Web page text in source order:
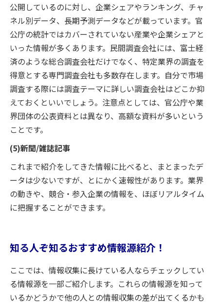
公開しているのに対し、企業シェアやランキング、チャ
ネル別データ、長期予測データなどが載っています。官
公庁の統計ではカバーされていない産業や企業シェアと
いった情報が多くあります。民間調査会社には、富士経
済のような総合調査会社だけでなく、特定業界の調査を
得意とする専門調査会社も多数存在します。自分で市場
調査する際には調査テーマに詳しい調査会社はどこか抑
えておくといいでしょう。注意点としては、官公庁や業
界団体の公表資料とは異なり、高額な資料が多いという
ことです。
(5)新聞/雑誌記事
これまで紹介をしてきた情報に比べると、まとまったデ
ータは少ないですが、とにかく速報性があります。業界
の動きや、競合・参入企業の情報を、ほぼリアルタイム
に把握することができます。
知る人ぞ知るおすすめ情報源紹介！
ここでは、情報収集に長けている人ならチェックしてい
る情報源を一部ご紹介します。これらの情報源を知って
いるかどうかで他の人との情報収集の差が出てくるかも